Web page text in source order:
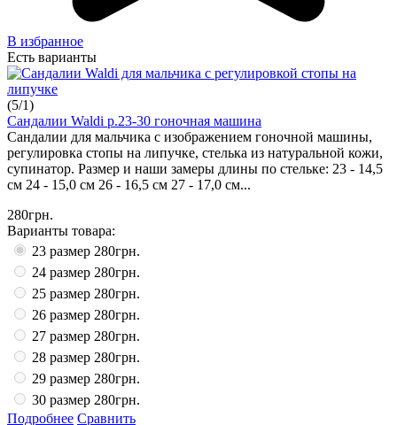
В избранное
Есть варианты
(5/1)
Сандалии Waldi р.23-30 гоночная машина
Сандалии для мальчика с изображением гоночной машины,
регулировка стопы на липучке, стелька из натуральной кожи,
супинатор. Размер и наши замеры длины по стельке: 23 - 14,5
см 24 - 15,0 см 26 - 16,5 см 27 - 17,0 см...
280грн.
Варианты товара:
23 размер 280грн.
24 размер 280грн.
25 размер 280грн.
26 размер 280грн.
27 размер 280грн.
28 размер 280грн.
29 размер 280грн.
30 размер 280грн.
Подробнее Сравнить